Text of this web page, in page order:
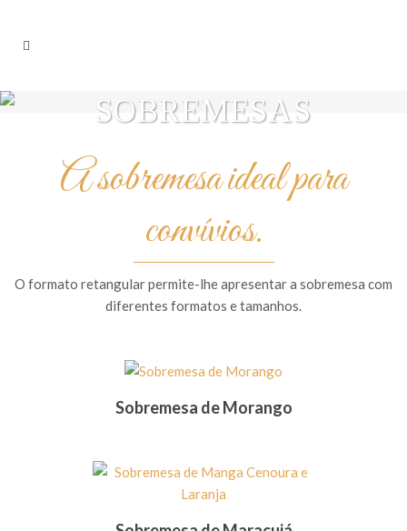
SOBREMESAS
A sobremesa ideal para
convívios.
O formato retangular permite-lhe apresentar a sobremesa com
diferentes formatos e tamanhos.
Sobremesa de Morango